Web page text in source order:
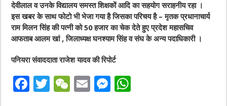
देवीलाल व उनके विद्यालय समस्त शिक्षकों आदि का सहयोग सराहनीय रहा ।
इस खबर के साथ फोटो भी भेजा गया है जिसका परिचय है – मृतक प्रधानाचार्य
राम मिलन सिंह की पत्नी को 50 हजार का चेक देते हुए प्रदेश महासचिव
आफताब आलम खां , जिलाध्यक्ष घनश्याम सिंह व संघ के अन्य पदाधिकारी ।
पनियरा संवाददाता राजेश यादव की रिपोर्ट
F
T
W E
M